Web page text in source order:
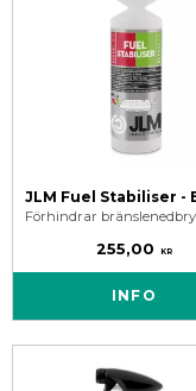
255,00 KR
INFO